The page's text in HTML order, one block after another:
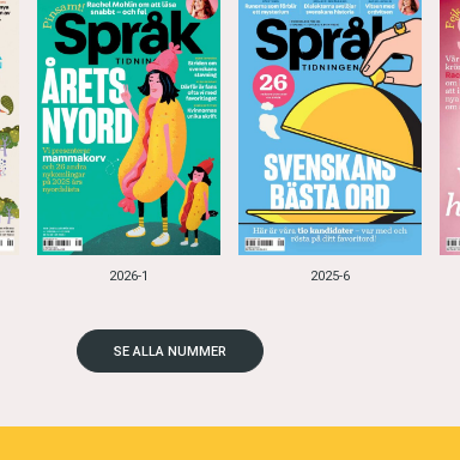
2026-1 2025-6
SE ALLA NUMMER